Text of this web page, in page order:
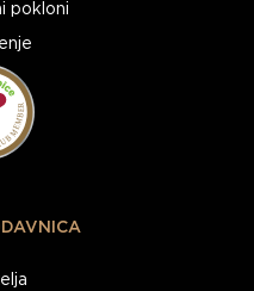
pokloni